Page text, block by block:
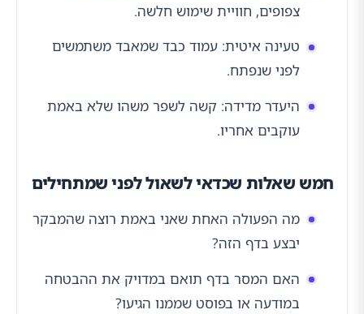
צפופים, חוויית שימוש חלשה.
טעינה איטית: עמוד כבד שמאבד משתמשים
לפני שנפתח.
היעדר מדידה: קשה לשפר משהו שלא באמת
עוקבים אחריו.
חמש שאלות שכדאי לשאול לפני שמתחילים
מה הפעולה האחת שאני באמת רוצה שהמבקר
יבצע בדף הזה?
האם המסר בדף תואם במדויק את ההבטחה
במודעה או בפוסט שממנו הגיעו?